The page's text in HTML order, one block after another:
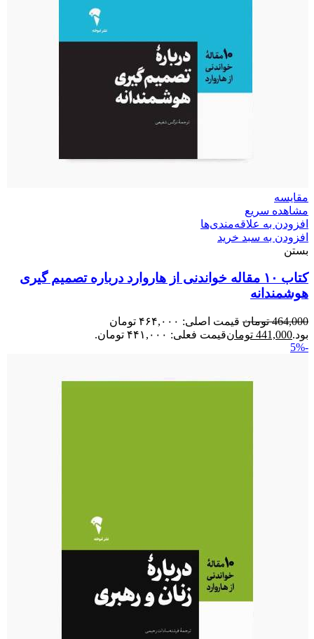
مقایسه
مشاهده سریع
افزودن به علاقه‌مندی‌ها
افزودن به سبد خرید
بستن
کتاب ۱۰ مقاله خواندنی از هاروارد درباره تصمیم گیری
هوشمندانه
464,000 تومان
قیمت اصلی: ۴۶۴,۰۰۰ تومان
بود.441,000 تومانقیمت فعلی: ۴۴۱,۰۰۰ تومان.
-5%